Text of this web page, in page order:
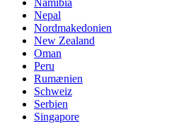
Nepal
Nordmakedonien
New Zealand
Oman
Peru
Rumænien
Schweiz
Serbien
Singapore